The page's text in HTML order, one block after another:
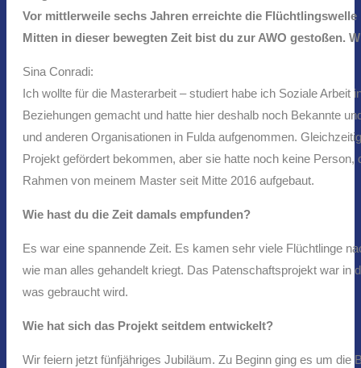
Vor mittlerweile sechs Jahren erreichte die
Mitten in dieser bewegten Zeit bist du zur AWO gestoßen.
Sina Conradi:
Ich wollte für die Masterarbeit – studiert habe ich Soziale
Beziehungen gemacht und hatte hier deshalb noch Bekannte
und anderen Organisationen in Fulda aufgenommen.
Projekt gefördert bekommen, aber sie hatte noch keine
Rahmen von meinem Master seit Mitte 2016 aufgebaut.
Wie hast du die Zeit damals empfunden?
Es war eine spannende Zeit. Es kamen sehr viele Flüchtlinge
wie man alles gehandelt kriegt. Das Patenschaftsprojekt war
was gebraucht wird.
Wie hat sich das Projekt seitdem entwickelt?
Wir feiern jetzt fünfjähriges Jubiläum. Zu Beginn ging es um